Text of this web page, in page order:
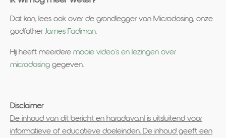
Dat kan, lees ook over de grondlegger van Microdosing, onze
godfather James Fadiman.
Hij heeft meerdere mooie video's en lezingen over
microdosing gegeven.
Disclaimer
De inhoud van dit bericht en haradava.nl is uitsluitend voor
informatieve of educatieve doeleinden. De inhoud geeft een